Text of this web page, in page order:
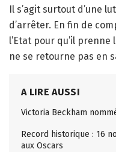
Il s’agit surtout d’une
d’arrêter. En fin de
l’Etat pour qu’il
ne se retourne pas en
A LIRE AUSSI
Victoria Beckham
Record historique : 16
aux Oscars